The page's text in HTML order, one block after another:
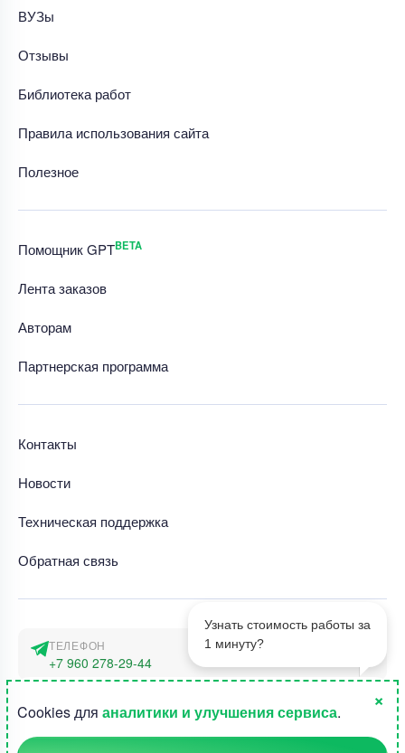
1
Узнать стоимость работы за
1 минуту?
ВУЗы
Отзывы
Библиотека работ
Правила использования сайта
Полезное
Помощник GPTBETA
Лента заказов
Авторам
Партнерская программа
Контакты
Новости
Техническая поддержка
Обратная связь
ТЕЛЕФОН
+7 960 278-29-44
г. Москва, наб. Тараса Шевченко 23а
Cookies для аналитики и улучшения сервиса.
×